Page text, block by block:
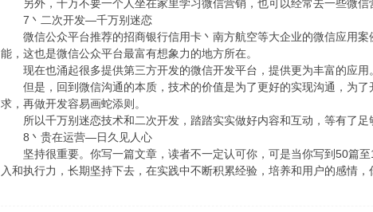
另外，千万不要一个人坐在家里学习微信营销，也可以经常去一些微信
7丶二次开发—千万别迷恋
微信公众平台推荐的招商银行信用卡丶南方航空等大企业的微信应用案
能，这也是微信公众平台最富有想象力的地方所在。
现在也涌起很多提供第三方开发的微信开发平台，提供更为丰富的应用。
但是，回到微信沟通的本质，技术的价值是为了更好的实现沟通，为了
求，再做开发容易画蛇添则。
所以千万别迷恋技术和二次开发，踏踏实实做好内容和互动，等有了足
8丶贵在运营—日久见人心
坚持很重要。你写一篇文章，读者不一定认可你，可是当你写到50篇至
入和执行力，长期坚持下去，在实践中不断积累经验，培养和用户的感情，